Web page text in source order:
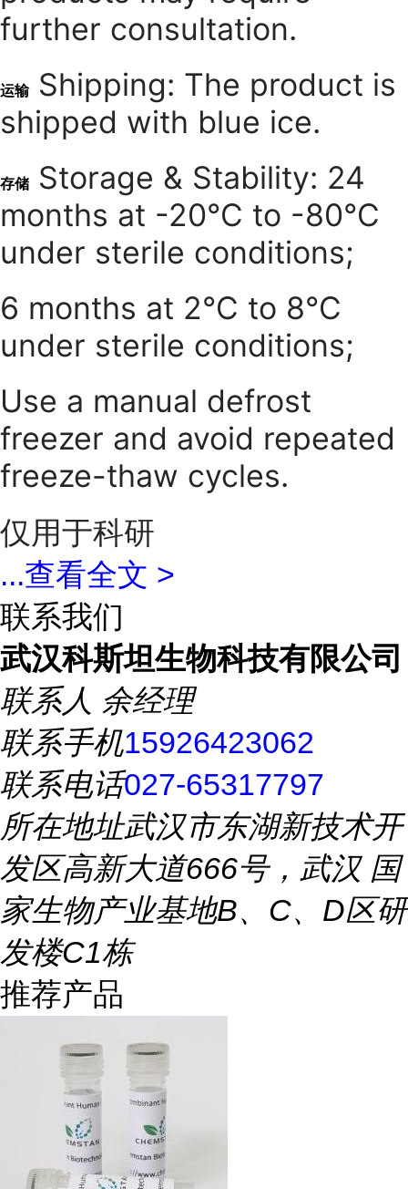
further consultation.
运输Shipping: The product is
shipped with blue ice.
存储 Storage & Stability: 24
months at -20°C to -80°C
under sterile conditions;
6 months at 2°C to 8°C
under sterile conditions;
Use a manual defrost
freezer and avoid repeated
freeze-thaw cycles.
仅用于科研
...查看全文 >
联系我们
武汉科斯坦生物科技有限公司
联系人 余经理
联系手机15926423062
联系电话027-65317797
所在地址武汉市东湖新技术开
发区高新大道666号，武汉 国
家生物产业基地B、C、D区研
发楼C1栋
推荐产品